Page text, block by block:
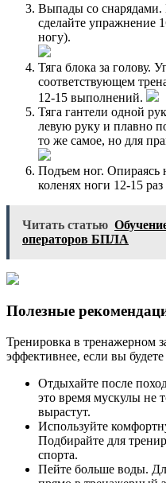
Выпады со снарядами.
сделайте упражнение
ногу).
Тяга блока за голову.
соответствующем
12-15 выполнений.
Тяга гантели одной
левую руку и плавно
то же самое, но для
Подъем ног. Опираясь
коленях ноги 12-15
Читать статью
операторов БПЛА
Полезные
Тренировка в тренажерном
эффективнее, если вы
Отдыхайте после
это время мускулы не
вырастут.
Используйте
Подбирайте для
спорта.
Пейте больше воды.